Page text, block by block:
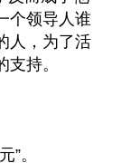
个领导人谁
人，为了活
持。
”。